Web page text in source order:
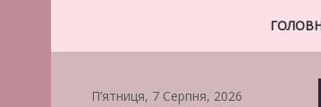
П’ятниця, 7 Серпня, 2026